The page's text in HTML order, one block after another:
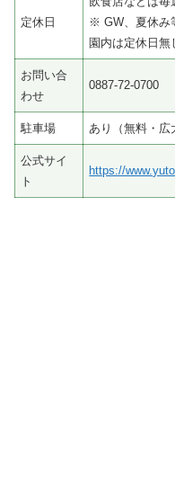
定休日
※ GW、夏休み
園内は定休日無
お問い合
わせ
0887-72-0700
駐車場 あり（無料・広
公式サイ
ト
https://